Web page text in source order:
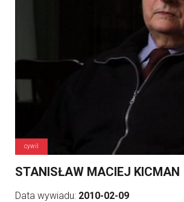
cywil
STANISŁAW MACIEJ KICMAN
Data wywiadu: 2010-02-09